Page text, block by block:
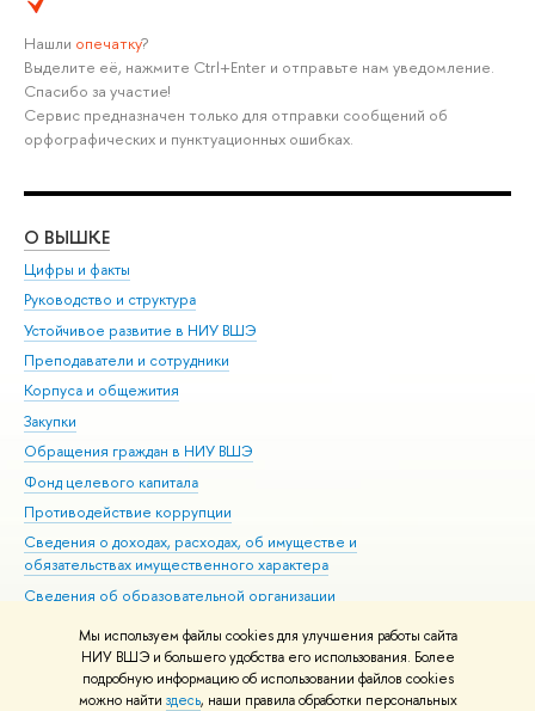
Мы используем файлы cookies для улучшения работы сайта
НИУ ВШЭ и большего удобства его использования. Более
подробную информацию об использовании файлов cookies
можно найти здесь, наши правила обработки персональных
Нашли опечатку?
Выделите её, нажмите Ctrl+Enter и отправьте нам уведомление.
Спасибо за участие!
Сервис предназначен только для отправки сообщений об
орфографических и пунктуационных ошибках.
О ВЫШКЕ
Цифры и факты
Руководство и структура
Устойчивое развитие в НИУ ВШЭ
Преподаватели и сотрудники
Корпуса и общежития
Закупки
Обращения граждан в НИУ ВШЭ
Фонд целевого капитала
Противодействие коррупции
Сведения о доходах, расходах, об имуществе и
обязательствах имущественного характера
Сведения об образовательной организации
Людям с ограниченными возможностями здоровья
Единая платежная страница
Работа в Вышке